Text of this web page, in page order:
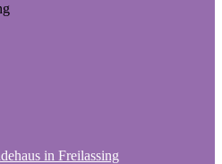
in Freilassing